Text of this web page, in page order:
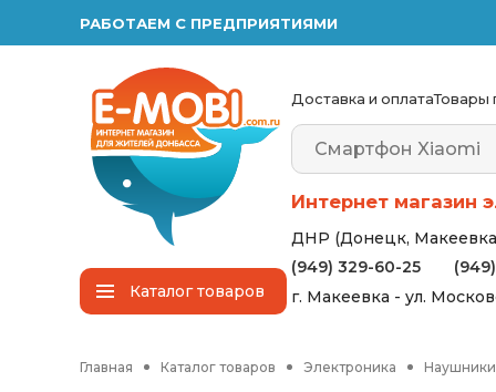
РАБОТАЕМ С ПРЕДПРИЯТИЯМИ
Каталогтоваров
Доставка и оплатаТовары
Интернет магазин
ДНР (Донецк,
(949) 329-60-25
г. Макеевка - ул.
Главная Каталог товаров Электроника